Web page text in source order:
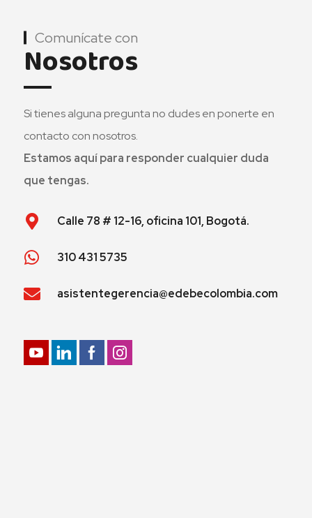
Comunícate con
Nosotros
Si tienes alguna pregunta no dudes en ponerte en
contacto con nosotros.
Estamos aquí para responder cualquier duda
que tengas.
Calle 78 # 12-16, oficina 101, Bogotá.
310 431 5735
asistentegerencia@edebecolombia.com